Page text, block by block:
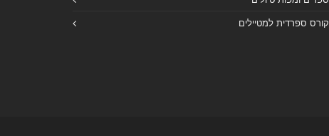
קורס ספרדית למטיילים